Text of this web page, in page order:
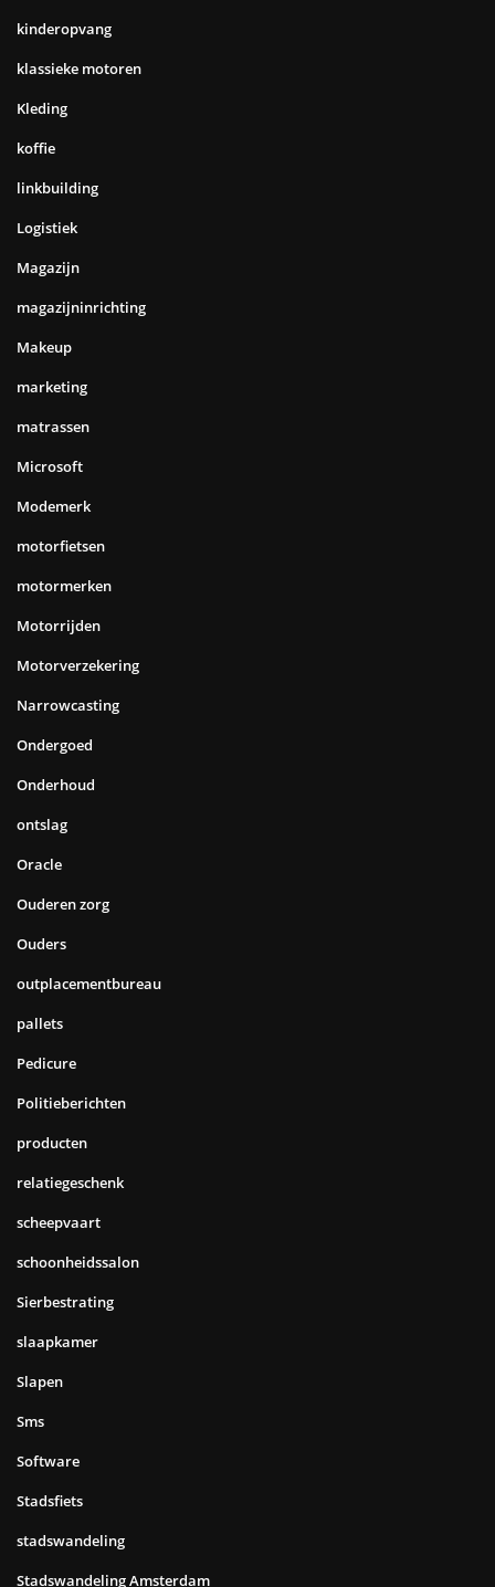
kinderopvang
klassieke motoren
Kleding
koffie
linkbuilding
Logistiek
Magazijn
magazijninrichting
Makeup
marketing
matrassen
Microsoft
Modemerk
motorfietsen
motormerken
Motorrijden
Motorverzekering
Narrowcasting
Ondergoed
Onderhoud
ontslag
Oracle
Ouderen zorg
Ouders
outplacementbureau
pallets
Pedicure
Politieberichten
producten
relatiegeschenk
scheepvaart
schoonheidssalon
Sierbestrating
slaapkamer
Slapen
Sms
Software
Stadsfiets
stadswandeling
Stadswandeling Amsterdam